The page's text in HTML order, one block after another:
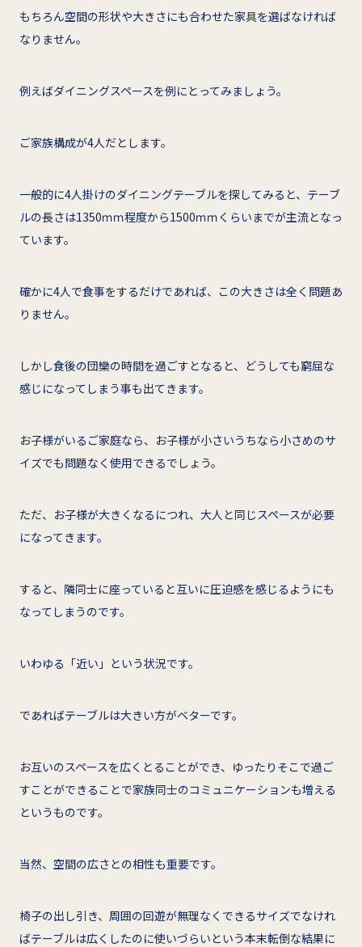
もちろん空間の形状や大きさにも合わせた家具を選ばなければ
なりません。
例えばダイニングスペースを例にとってみましょう。
ご家族構成が4人だとします。
一般的に4人掛けのダイニングテーブルを探してみると、テーブ
ルの長さは1350ｍｍ程度から1500ｍｍくらいまでが主流となっ
ています。
確かに4人で食事をするだけであれば、この大きさは全く問題あ
りません。
しかし食後の団欒の時間を過ごすとなると、どうしても窮屈な
感じになってしまう事も出てきます。
お子様がいるご家庭なら、お子様が小さいうちなら小さめのサ
イズでも問題なく使用できるでしょう。
ただ、お子様が大きくなるにつれ、大人と同じスペースが必要
になってきます。
すると、隣同士に座っていると互いに圧迫感を感じるようにも
なってしまうのです。
いわゆる「近い」という状況です。
であればテーブルは大きい方がベターです。
お互いのスペースを広くとることができ、ゆったりそこで過ご
すことができることで家族同士のコミュニケーションも増える
というものです。
当然、空間の広さとの相性も重要です。
椅子の出し引き、周囲の回遊が無理なくできるサイズでなけれ
ばテーブルは広くしたのに使いづらいという本末転倒な結果に